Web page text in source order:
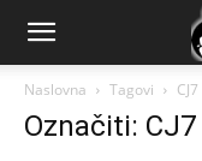
AutopressHR
Naslovna Tagovi CJ7
Označiti: CJ7